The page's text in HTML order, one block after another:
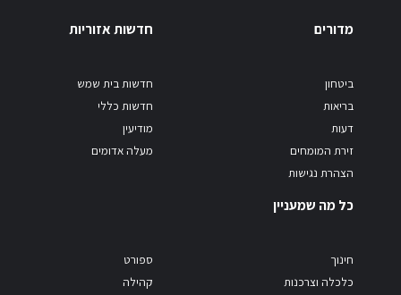
מדורים
ביטחון
בריאות
דעות
זירת המומחים
הצהרת נגישות
חדשות אזוריות
חדשות בית שמש
חדשות כללי
מודיעין
מעלה אדומים
כל מה שמעניין
חינוך
כלכלה וצרכנות
ספורט
קהילה